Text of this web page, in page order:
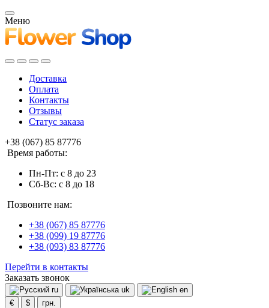
Меню
Доставка
Оплата
Контакты
Отзывы
Статус заказа
+38 (067) 85 87776
Время работы:
Пн-Пт: с 8 до 23
Сб-Вс: с 8 до 18
Позвоните нам:
+38 (067) 85 87776
+38 (099) 19 87776
+38 (093) 83 87776
Перейти в контакты
Заказать звонок
ru uk
en
€
$
грн.